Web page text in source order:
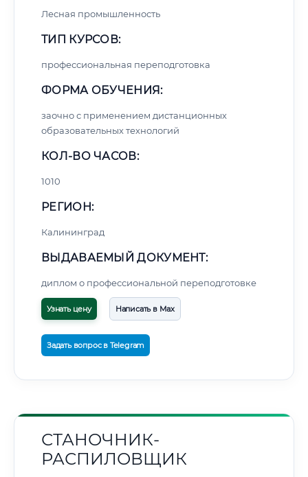
Лесная промышленность
ТИП КУРСОВ:
профессиональная переподготовка
ФОРМА ОБУЧЕНИЯ:
заочно с применением дистанционных
образовательных технологий
КОЛ-ВО ЧАСОВ:
1010
РЕГИОН:
Калининград
ВЫДАВАЕМЫЙ ДОКУМЕНТ:
диплом о профессиональной переподготовке
Узнать цену Написать в Max
Задать вопрос в Telegram
СТАНОЧНИК-
РАСПИЛОВЩИК